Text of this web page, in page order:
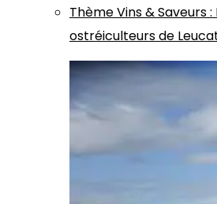
ThèmeVins & Saveurs:
ostréiculteurs de